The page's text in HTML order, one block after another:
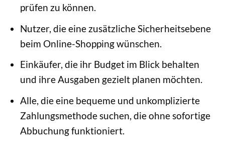
prüfen zu können.
Nutzer, die eine zusätzliche Sicherheitsebene
beim Online-Shopping wünschen.
Einkäufer, die ihr Budget im Blick behalten
und ihre Ausgaben gezielt planen möchten.
Alle, die eine bequeme und unkomplizierte
Zahlungsmethode suchen, die ohne sofortige
Abbuchung funktioniert.